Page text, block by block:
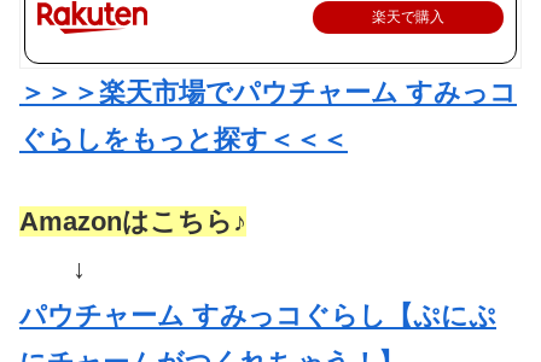
楽天で購入
＞＞＞楽天市場でパウチャーム すみっコ
ぐらしをもっと探す＜＜＜
Amazonはこちら♪
↓
パウチャーム すみっコぐらし【ぷにぷ